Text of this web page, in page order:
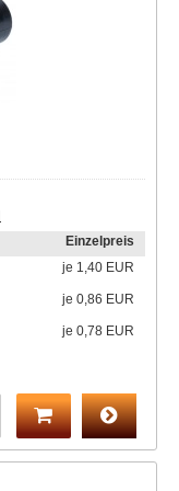
Einzelpreis
je 1,40 EUR
je 0,86 EUR
je 0,78 EUR